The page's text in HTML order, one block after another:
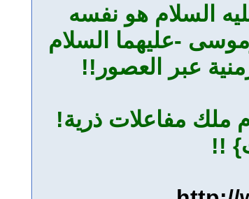
السلام هو نفسه
-عليهما السلام
عبر العصور!!
ملك مفاعلات ذرية!
!!